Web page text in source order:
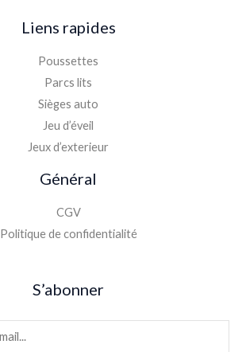
Liens rapides
Poussettes
Parcs lits
Sièges auto
Jeu d’éveil
Jeux d’exterieur
Général
CGV
Politique de confidentialité
S’abonner